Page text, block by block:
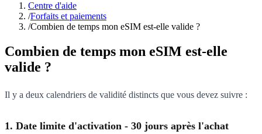
Centre d'aide
/Forfaits et paiements
/Combien de temps mon eSIM est-elle valide ?
Combien de temps mon eSIM est-elle
valide ?
Il y a deux calendriers de validité distincts que vous devez suivre :
1. Date limite d'activation - 30 jours après l'achat